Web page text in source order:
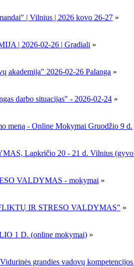
| Vilnius | 2026 kovo 26-27 »
| 2026-02-26 | Gradiali »
akademija" 2026-02-26 Palanga »
darbo situacijas" - 2026-02-24 »
meną - Online Mokymai Gruodžio 9 d.
Lapkričio 20 - 21 d. Vilnius (gyvo
VALDYMAS - mokymai »
IR STRESO VALDYMAS" »
1 D. (online mokymai) »
grandies vadovų